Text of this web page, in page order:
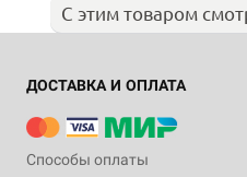
С этим товаром
ДОСТАВКА И ОПЛАТА
Способы оплаты